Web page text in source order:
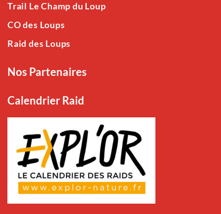
Trail Le Champ du Loup
CO des Loups
Raid des Loups
Nos Partenaires
Calendrier Raid